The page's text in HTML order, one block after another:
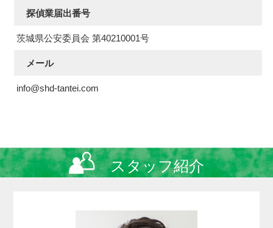
探偵業届出番号
茨城県公安委員会 第40210001号
メール
info@shd-tantei.com
スタッフ紹介